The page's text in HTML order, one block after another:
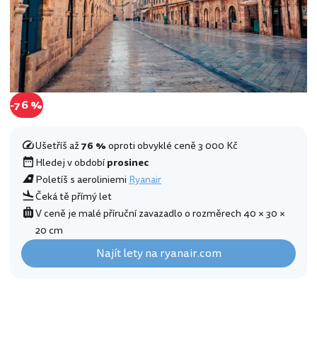
-76 %
Ušetříš až76 %oproti obvyklé ceně 3 000 Kč
Hledej v obdobíprosinec
Poletíš s aeroliniemi Ryanair
Čeká tě přímý let
V ceně je malé příruční zavazadlo o rozměrech 40 × 30 ×
20 cm
Najít lety na ryanair.com